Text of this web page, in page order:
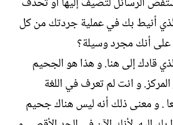
أنيط بك في عملية جردتك من كل
أنك مجرد وسيلة؟
قادك إلى هنا. و هذا هو الجحيم
و انت لم تعرف في اللغة
. و معنى ذلك أنه ليس هناك جحيم